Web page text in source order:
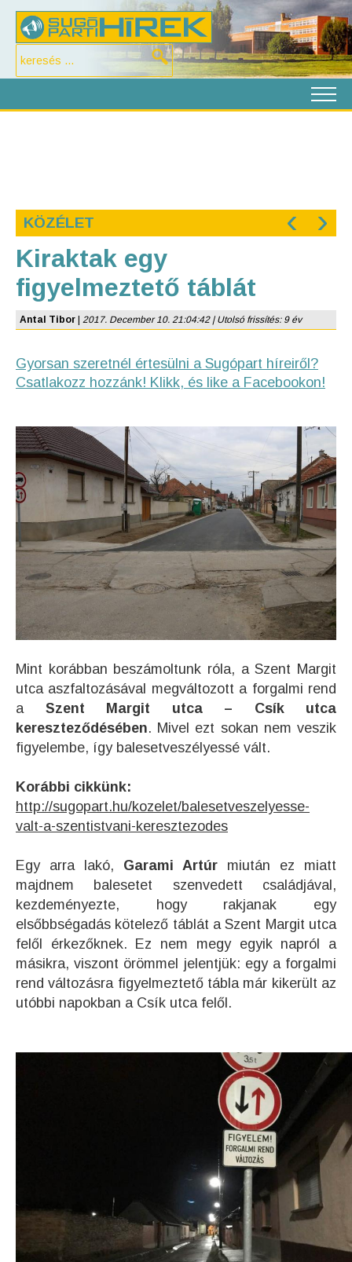
KÖZÉLET ‹ ›
Kiraktak egy
figyelmeztető táblát
Antal Tibor 2017. December 10. 21:04:42 | Utolsó frissítés: 9 év
Gyorsan szeretnél értesülni a Sugópart híreiről?
Csatlakozz hozzánk! Klikk, és like a Facebookon!
Mint korábban beszámoltunk róla, a Szent Margit
utca aszfaltozásával megváltozott a forgalmi rend
a Szent Margit utca – Csík utca
kereszteződésében. Mivel ezt sokan nem veszik
figyelembe, így balesetveszélyessé vált.
Korábbi cikkünk:
http://sugopart.hu/kozelet/balesetveszelyesse-
valt-a-szentistvani-keresztezodes
Egy arra lakó, Garami Artúr miután ez miatt
majdnem balesetet szenvedett családjával,
kezdeményezte, hogy rakjanak egy
elsőbbségadás kötelező táblát a Szent Margit utca
felől érkezőknek. Ez nem megy egyik napról a
másikra, viszont örömmel jelentjük: egy a forgalmi
rend változásra figyelmeztető tábla már kikerült az
utóbbi napokban a Csík utca felől.